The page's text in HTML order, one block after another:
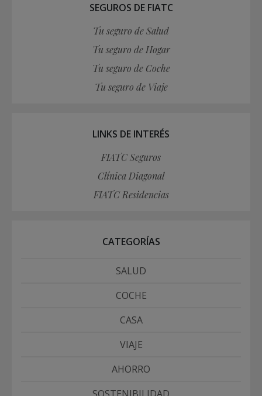
SEGUROS DE FIATC
Tu seguro de Salud
Tu seguro de Hogar
Tu seguro de Coche
Tu seguro de Viaje
LINKS DE INTERÉS
FIATC Seguros
Clínica Diagonal
FIATC Residencias
CATEGORÍAS
SALUD
COCHE
CASA
VIAJE
AHORRO